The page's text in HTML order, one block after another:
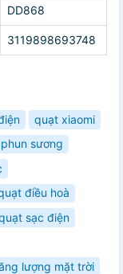
DD868
3119898693748
quạt xiaomi
sương
điều hoà
sạc điện
lượng mặt trời